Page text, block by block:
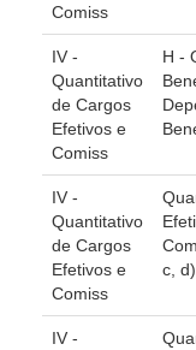
Comissão
Comissão de
Comitê de
Comissão de
Comitê de
Comissão de
Comitê de
Servidores
Comiss
IV -
Quantitativo
de Cargos
Efetivos e
Comiss
H -
IV -
Quantitativo
de Cargos
Efetivos e
Comiss
c,
IV -